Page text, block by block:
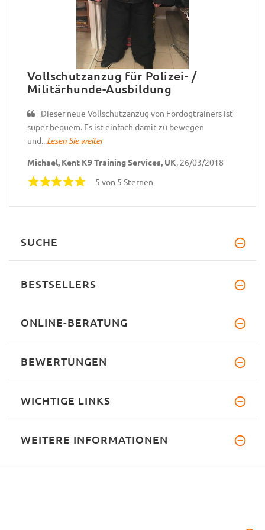
Vollschutzanzug für Polizei- /
Militärhunde-Ausbildung
Dieser neue Vollschutzanzug von Fordogtrainers ist
super bequem. Es ist einfach damit zu bewegen
und...Lesen Sie weiter
Michael, Kent K9 Training Services, UK, 26/03/2018
5 von 5 Sternen
SUCHE
BESTSELLERS
ONLINE-BERATUNG
BEWERTUNGEN
WICHTIGE LINKS
WEITERE INFORMATIONEN